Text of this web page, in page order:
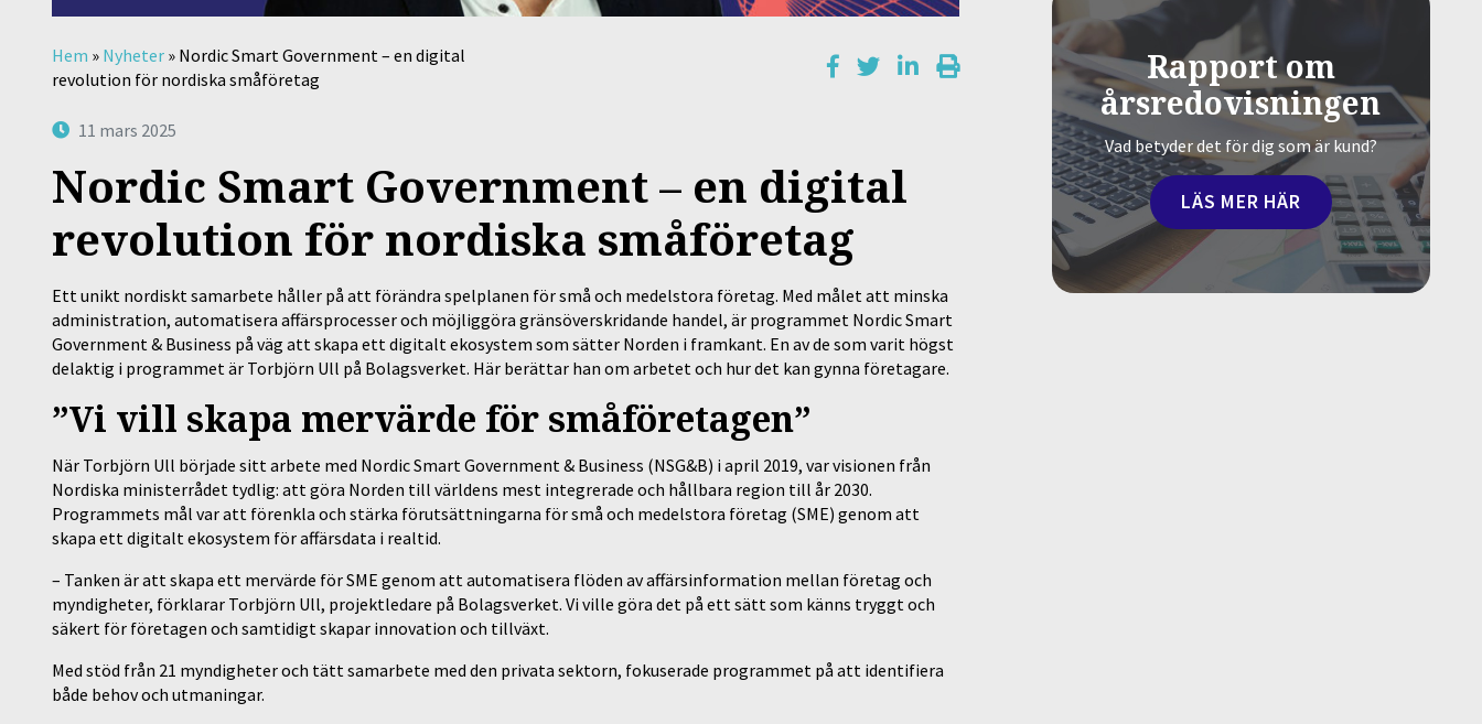
Hem » Nyheter » Nordic Smart Government – en digital
revolution för nordiska småföretag
11 mars 2025
Nordic Smart Government – en digital
revolution för nordiska småföretag
Ett unikt nordiskt samarbete håller på att förändra spelplanen för små och medelstora företag. Med målet att minska
administration, automatisera affärsprocesser och möjliggöra gränsöverskridande handel, är programmet Nordic Smart
Government & Business på väg att skapa ett digitalt ekosystem som sätter Norden i framkant. En av de som varit högst
delaktig i programmet är Torbjörn Ull på Bolagsverket. Här berättar han om arbetet och hur det kan gynna företagare.
”Vi vill skapa mervärde för småföretagen”
När Torbjörn Ull började sitt arbete med Nordic Smart Government & Business (NSG&B) i april 2019, var visionen från
Nordiska ministerrådet tydlig: att göra Norden till världens mest integrerade och hållbara region till år 2030.
Programmets mål var att förenkla och stärka förutsättningarna för små och medelstora företag (SME) genom att
skapa ett digitalt ekosystem för affärsdata i realtid.
– Tanken är att skapa ett mervärde för SME genom att automatisera flöden av affärsinformation mellan företag och
myndigheter, förklarar Torbjörn Ull, projektledare på Bolagsverket. Vi ville göra det på ett sätt som känns tryggt och
säkert för företagen och samtidigt skapar innovation och tillväxt.
Med stöd från 21 myndigheter och tätt samarbete med den privata sektorn, fokuserade programmet på att identifiera
både behov och utmaningar.
Rapport om
årsredovisningen
Vad betyder det för dig som är kund?
LÄS MER HÄR